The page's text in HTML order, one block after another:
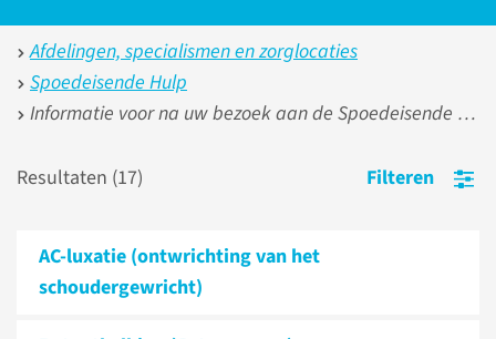
Afdelingen, specialismen en zorglocaties
Spoedeisende Hulp
Informatie voor na uw bezoek aan de Spoedeisende Hulp
Resultaten (17) Filteren
AC-luxatie (ontwrichting van het
schoudergewricht)